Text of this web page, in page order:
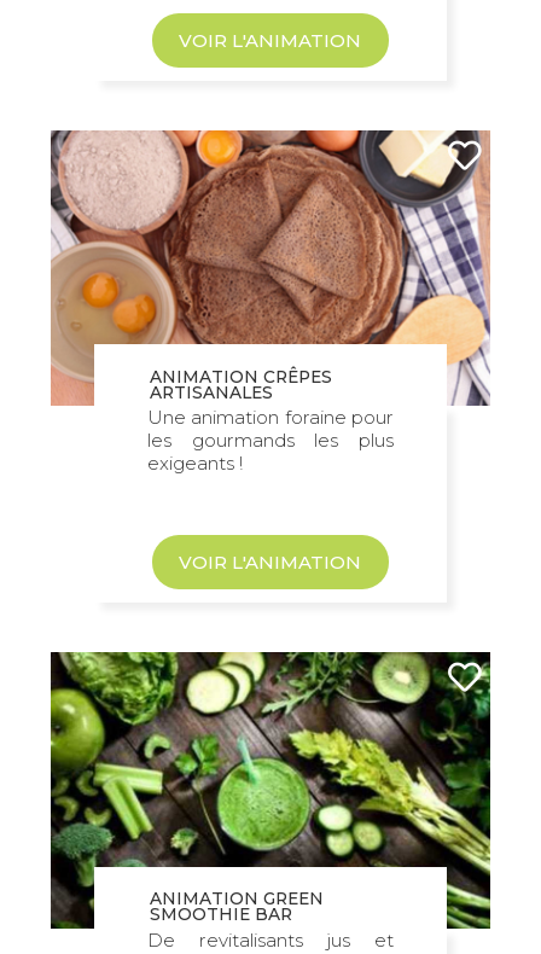
VOIR L'ANIMATION
ANIMATION CRÊPES
ARTISANALES
Une animation foraine pour
les gourmands les plus
exigeants !
VOIR L'ANIMATION
ANIMATION GREEN
SMOOTHIE BAR
De revitalisants jus et